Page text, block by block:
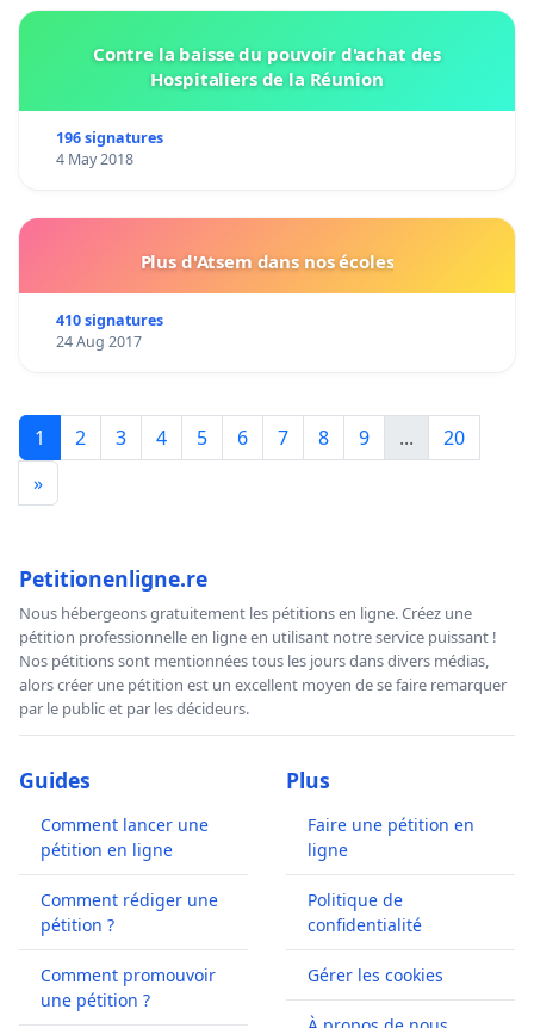
Contre la baisse du pouvoir d'achat des
Hospitaliers de la Réunion
196 signatures
4 May 2018
Plus d'Atsem dans nos écoles
410 signatures
24 Aug 2017
1 2 3 4 5 6 7 8 9 ...
20
»
Petitionenligne.re
Nous hébergeons gratuitement les pétitions en ligne. Créez une
pétition professionnelle en ligne en utilisant notre service puissant !
Nos pétitions sont mentionnées tous les jours dans divers médias,
alors créer une pétition est un excellent moyen de se faire remarquer
par le public et par les décideurs.
Guides
Comment lancer une
pétition en ligne
Comment rédiger une
pétition ?
Comment promouvoir
une pétition ?
Plus
Faire une pétition en
ligne
Politique de
confidentialité
Gérer les cookies